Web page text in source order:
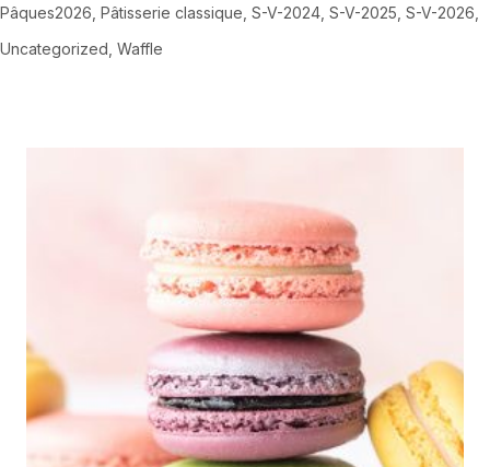
Pâques2026 Pâtisserie classique S-V-2024 S-V-2025 S-V-2026
Uncategorized Waffle